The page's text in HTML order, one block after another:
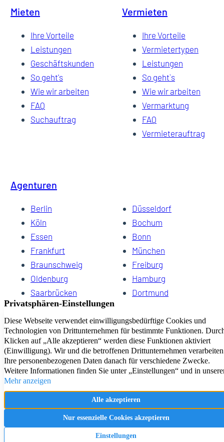
Mieten
Ihre Vorteile
Leistungen
Geschäftskunden
So geht's
Wie wir arbeiten
FAQ
Suchauftrag
Vermieten
Ihre Vorteile
Vermietertypen
Leistungen
So geht`s
Wie wir arbeiten
Vermarktung
FAQ
Vermieterauftrag
Agenturen
Berlin
Düsseldorf
Köln
Bochum
Essen
Bonn
Frankfurt
München
Braunschweig
Freiburg
Oldenburg
Hamburg
Saarbrücken
Dortmund
Hannover
Dresden
Kiel
Wuppertal
Bremen
HomeCompany eG Ihre Agenturen für Wohnen auf Zeit
Impressum Datenschutz Kontakt